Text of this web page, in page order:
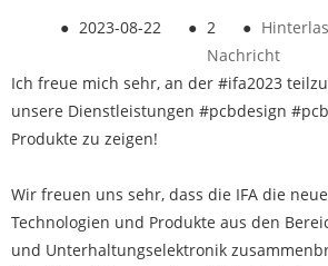
● 2023-08-22 ● 2 ●
Nachricht
Ich freue mich sehr, an der #ifa2023
unsere Dienstleistungen #pcbdesign
Produkte zu zeigen!
Wir freuen uns sehr, dass die IFA die
Technologien und Produkte aus den
und Unterhaltungselektronik